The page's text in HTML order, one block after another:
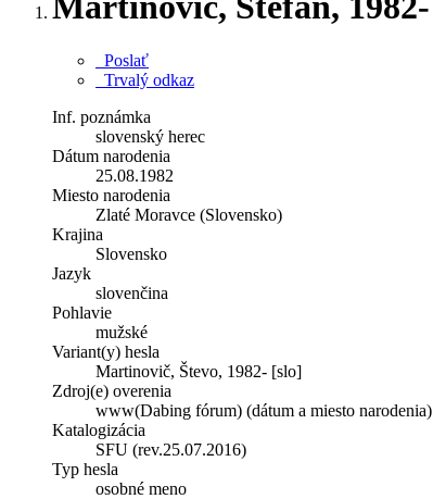
Poslať
Trvalý odkaz
Inf. poznámka
slovenský herec
Dátum narodenia
25.08.1982
Miesto narodenia
Zlaté Moravce (Slovensko)
Krajina
Slovensko
Jazyk
slovenčina
Pohlavie
mužské
Variant(y) hesla
Martinovič, Števo, 1982- [slo]
Zdroj(e) overenia
www(Dabing fórum) (dátum a miesto narodenia)
Katalogizácia
SFU (rev.25.07.2016)
Typ hesla
osobné meno